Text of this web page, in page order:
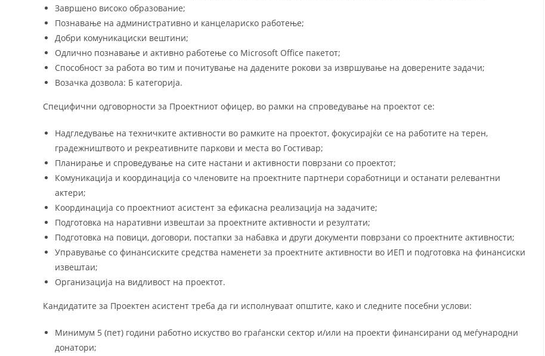
Завршено високо образование;
Познавање на административно и канцелариско работење;
Добри комуникациски вештини;
Одлично познавање и активно работење со Microsoft Office пакетот;
Способност за работа во тим и почитување на дадените рокови за извршување на доверените задачи;
Возачка дозвола: Б категорија.
Специфични одговорности за Проектниот офицер, во рамки на спроведување на проектот се:
Надгледување на техничките активности во рамките на проектот, фокусирајќи се на работите на терен,
градежништвото и рекреативните паркови и места во Гостивар;
Планирање и спроведување на сите настани и активности поврзани со проектот;
Комуникација и координација со членовите на проектните партнери соработници и останати релевантни
актери;
Координација со проектниот асистент за ефикасна реализација на задачите;
Подготовка на наративни извештаи за проектните активности и резултати;
Подготовка на повици, договори, постапки за набавка и други документи поврзани со проектните активности;
Управување со финансиските средства наменети за проектните активности во ИЕП и подготовка на финансиски
извештаи;
Организација на видливост на проектот.
Кандидатите за Проектен асистент треба да ги исполнуваат општите, како и следните посебни услови:
Минимум 5 (пет) години работно искуство во граѓански сектор и/или на проекти финансирани од меѓународни
донатори;